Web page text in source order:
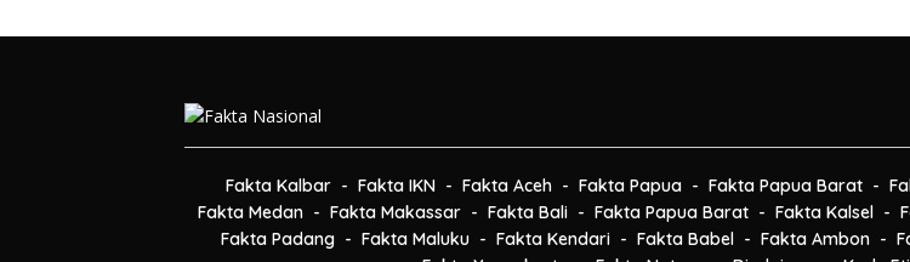
Fakta Kalbar Fakta IKN Fakta Aceh Fakta Papua Fakta Papua Barat
Fakta Medan
Fakta Makassar Fakta Bali Fakta Papua Barat Fakta Kalsel
Fakta Padang
Fakta Maluku Fakta Kendari Fakta Babel Fakta Ambon